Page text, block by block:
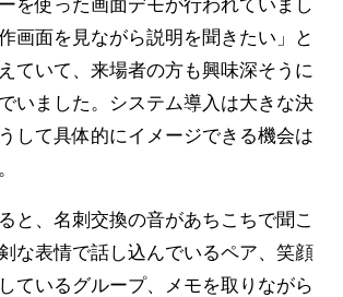
を使った画面デモが行われていまし
画面を見ながら説明を聞きたい」と
ていて、来場者の方も興味深そうに
いました。システム導入は大きな決
して具体的にイメージできる機会は
と、名刺交換の音があちこちで聞こ
な表情で話し込んでいるペア、笑顔
ているグループ、メモを取りながら